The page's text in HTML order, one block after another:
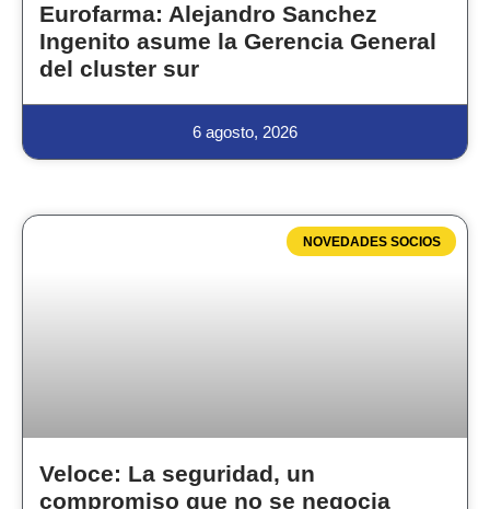
Eurofarma: Alejandro Sanchez
Ingenito asume la Gerencia General
del cluster sur
6 agosto, 2026
NOVEDADES SOCIOS
Veloce: La seguridad, un
compromiso que no se negocia